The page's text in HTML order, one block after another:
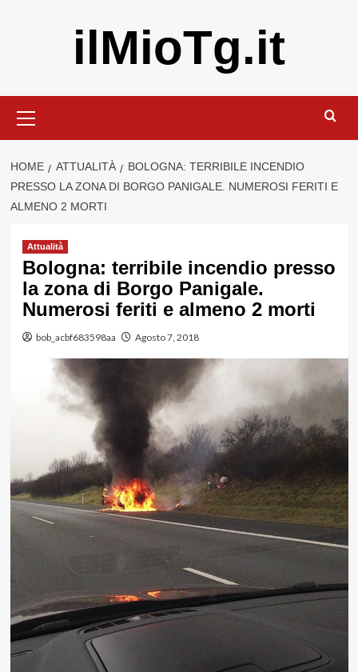
ilMioTg.it
principale
HOME ATTUALITÀ
BOLOGNA: TERRIBILE INCENDIO
PRESSO LA ZONA DI BORGO PANIGALE. NUMEROSI FERITI E
ALMENO 2 MORTI
Attualità
Bologna: terribile incendio presso
la zona di Borgo Panigale.
Numerosi feriti e almeno 2 morti
bob_acbf683598aa Agosto 7, 2018